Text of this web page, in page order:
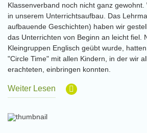
Klassenverband noch nicht ganz
in unserem Unterrichtsaufbau. Das
aufbauende Geschichten) haben wir
das Unterrichten von Beginn an leicht fiel.
Kleingruppen Englisch geübt wurde,
"Circle Time" mit allen Kindern, in der wir
erachteten, einbringen konnten.
Weiter Lesen